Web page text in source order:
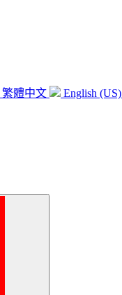
繁體中文 English (US)